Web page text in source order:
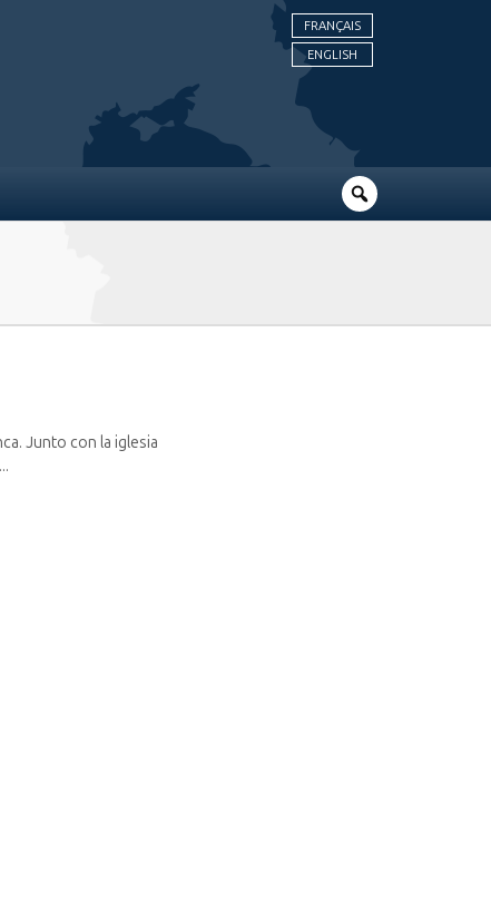
FRANÇAIS
ENGLISH
Junto con la iglesia